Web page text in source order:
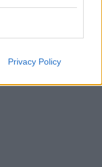
Privacy Policy